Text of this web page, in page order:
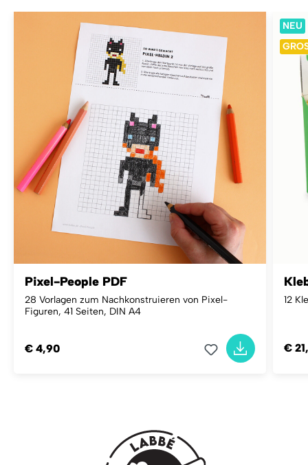
Pixel-People PDF
28 Vorlagen zum Nachkonstruieren von Pixel-
Figuren, 41 Seiten, DIN A4
€ 4,90
NEU
12
€